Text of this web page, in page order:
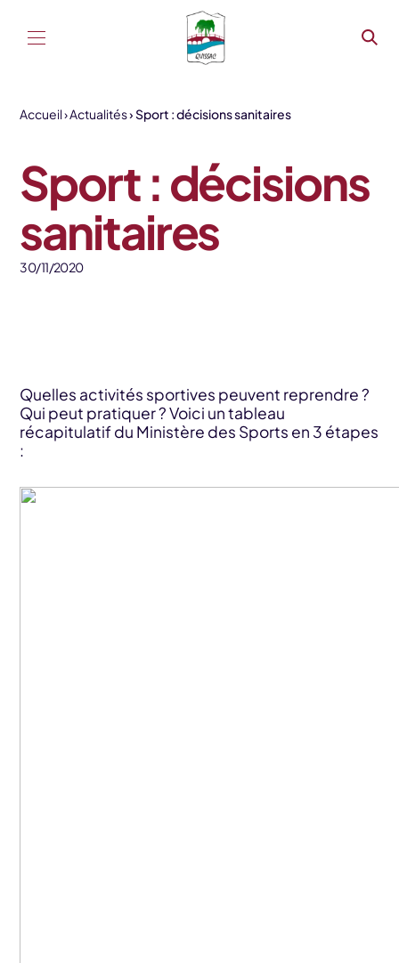
Accueil Actualités Sport : décisions sanitaires
Sport : décisions
sanitaires
30/11/2020
Quelles activités sportives peuvent reprendre ?
Qui peut pratiquer ? Voici un tableau
récapitulatif du Ministère des Sports en 3 étapes
: